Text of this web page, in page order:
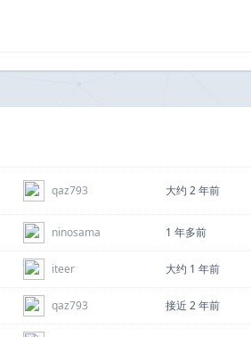
qaz793 大约 2 年前
ninosama 1 年多前
iteer 大约 1 年前
qaz793 接近 2 年前